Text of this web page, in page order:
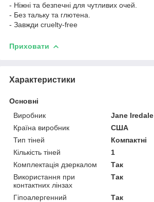
- Ніжні та безпечні для чутливих очей.
- Без тальку та глютена.
- Завжди cruelty-free
Приховати
Характеристики
Основні
Виробник
Jane Iredale
Країна виробник
США
Тип тіней
Компактні
Кількість тіней
1
Комплектація дзеркалом
Так
Використання при
контактних лінзах
Так
Гіпоалергенний
Так